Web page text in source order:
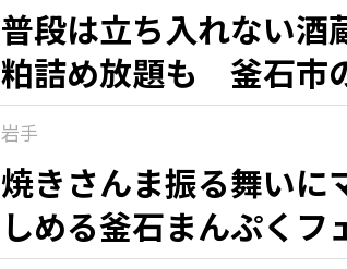
普段は立ち入れない酒
粕詰め放題も 釜石市
岩手
焼きさんま振る舞い
しめる釜石まんぷくフ